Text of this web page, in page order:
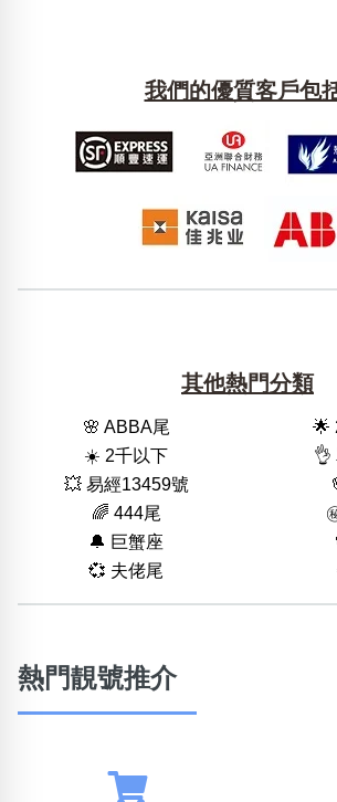
我們的優質客戶包
其他熱門分類
🌸 ABBA尾
🌟
☀️ 2千以下
👌
💥 易經13459號
🌈 444尾
🔔 巨蟹座
💞 夫佬尾
熱門靚號推介